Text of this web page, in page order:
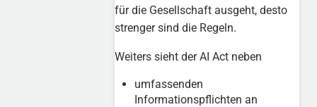
für die Gesellschaft ausgeht, desto
strenger sind die Regeln.
Weiters sieht der AI Act neben
umfassenden
Informationspflichten an